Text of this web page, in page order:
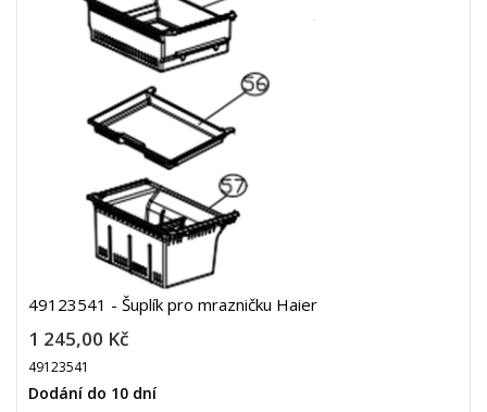
49123541 - Šuplík pro mrazničku Haier
1 245,00 Kč
49123541
Dodání do 10 dní